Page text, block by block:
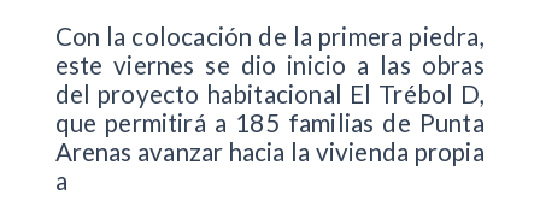
Con la colocación de la primera piedra,
este viernes se dio inicio a las obras
del proyecto habitacional El Trébol D,
que permitirá a 185 familias de Punta
Arenas avanzar hacia la vivienda propia
a